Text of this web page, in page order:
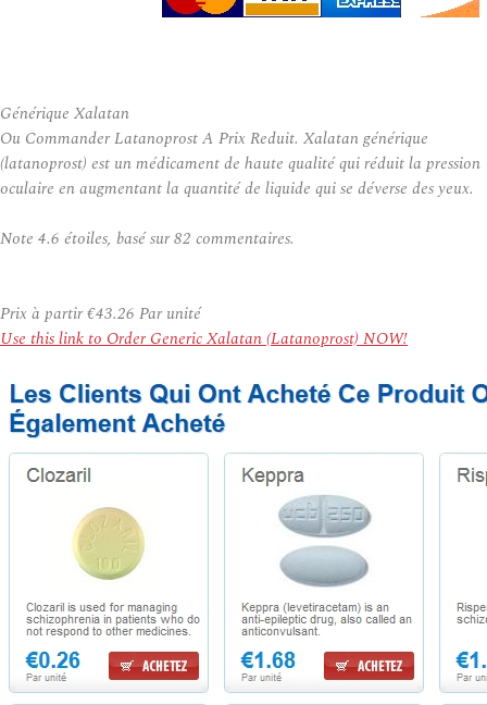
Générique Xalatan
Ou Commander Latanoprost A Prix Reduit. Xalatan générique
(latanoprost) est un médicament de haute qualité qui réduit la pression
oculaire en augmentant la quantité de liquide qui se déverse des yeux.
Note 4.6 étoiles, basé sur82 commentaires.
Prix à partir€43.26 Par unité
Use this link to Order Generic Xalatan (Latanoprost) NOW!